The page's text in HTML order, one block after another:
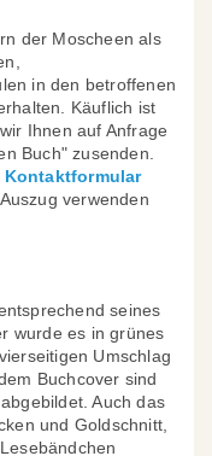
der Moscheen als
in den betroffenen
Käuflich ist
Ihnen auf Anfrage
Buch" zusenden.
Kontaktformular
verwenden
seines
wurde es in grünes
Umschlag
Buchcover sind
Auch das
und Goldschnitt,